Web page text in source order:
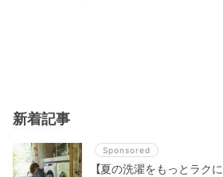
新着記事
Sponsored
【夏の洗濯をもっとラク